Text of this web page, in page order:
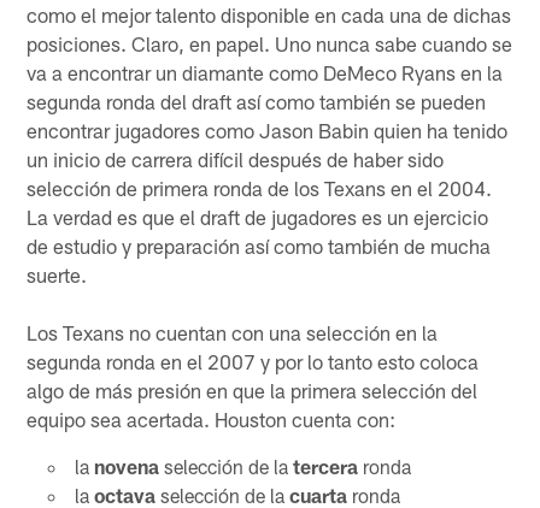
como el mejor talento disponible en cada una de dichas
posiciones. Claro, en papel. Uno nunca sabe cuando se
va a encontrar un diamante como DeMeco Ryans en la
segunda ronda del draft así como también se pueden
encontrar jugadores como Jason Babin quien ha tenido
un inicio de carrera difícil después de haber sido
selección de primera ronda de los Texans en el 2004.
La verdad es que el draft de jugadores es un ejercicio
de estudio y preparación así como también de mucha
suerte.
Los Texans no cuentan con una selección en la
segunda ronda en el 2007 y por lo tanto esto coloca
algo de más presión en que la primera selección del
equipo sea acertada. Houston cuenta con:
la novena selección de la tercera ronda
la octava selección de la cuarta ronda